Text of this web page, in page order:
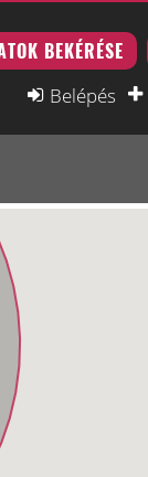
BEKÉRÉSE
Belépés